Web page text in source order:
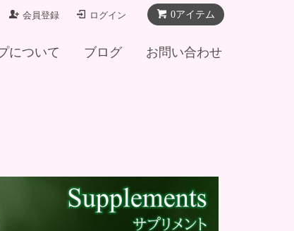
0アイテム
会員登録 ログイン
について ブログ お問い合わせ